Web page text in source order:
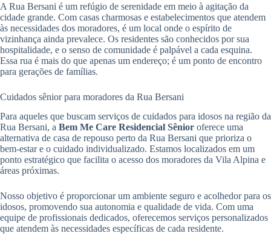
A Rua Bersani é um refúgio de serenidade em meio à agitação da
cidade grande. Com casas charmosas e estabelecimentos que atendem
às necessidades dos moradores, é um local onde o espírito de
vizinhança ainda prevalece. Os residentes são conhecidos por sua
hospitalidade, e o senso de comunidade é palpável a cada esquina.
Essa rua é mais do que apenas um endereço; é um ponto de encontro
para gerações de famílias.
Cuidados sênior para moradores da Rua Bersani
Para aqueles que buscam serviços de cuidados para idosos na região da
Rua Bersani, a Bem Me Care Residencial Sênior oferece uma
alternativa de casa de repouso perto da Rua Bersani que prioriza o
bem-estar e o cuidado individualizado. Estamos localizados em um
ponto estratégico que facilita o acesso dos moradores da Vila Alpina e
áreas próximas.
Nosso objetivo é proporcionar um ambiente seguro e acolhedor para os
idosos, promovendo sua autonomia e qualidade de vida. Com uma
equipe de profissionais dedicados, oferecemos serviços personalizados
que atendem às necessidades específicas de cada residente.